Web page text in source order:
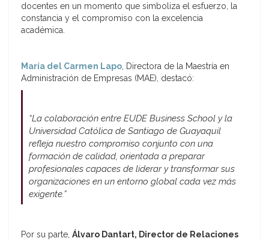
docentes en un momento que simboliza el esfuerzo, la
constancia y el compromiso con la excelencia
académica.
María del Carmen Lapo, Directora de la Maestría en
Administración de Empresas (MAE), destacó:
“La colaboración entre EUDE Business School y la
Universidad Católica de Santiago de Guayaquil
refleja nuestro compromiso conjunto con una
formación de calidad, orientada a preparar
profesionales capaces de liderar y transformar sus
organizaciones en un entorno global cada vez más
exigente.”
Por su parte, Álvaro Dantart, Director de Relaciones